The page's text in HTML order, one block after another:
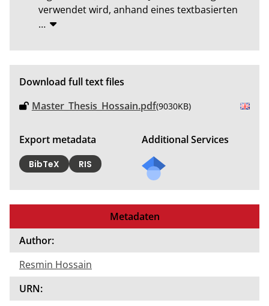
verwendet wird, anhand eines textbasierten
…
Download full text files
Master_Thesis_Hossain.pdf(9030KB)
Export metadata
BibTeX RIS
Additional Services
Metadaten
Author:
Resmin Hossain
URN: